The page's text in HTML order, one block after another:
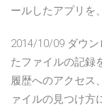
ールしたアプリを
2014/10/09 ダウ
たファイルの記録
履歴へのアクセス
ァイルの見つけ方